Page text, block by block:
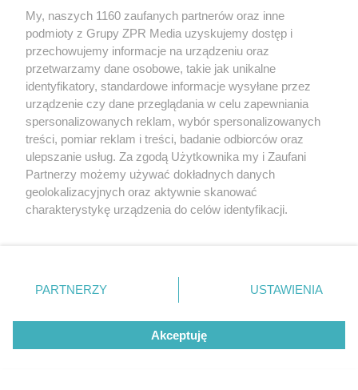
Wykazuje działanie antyoksydacyjne
Działanie antyoksydacyjne Rhodiola rosea jest w
stanie ochronić organizm przed stresem
oksydacyjnym wywołanym przez nadmiar wolnych
rodników, które uszkadzają komórki i prowadzą do
przedwczesnego ich obumierania.
sile, może chronić nawet przed chorobami
neurodegeneracyjnymi będącymi następstwem
stresu wywołanego przez nadmiar reaktywnych
form tlenu.
My, naszych 1160 zaufanych partnerów oraz inne
podmioty z Grupy ZPR Media uzyskujemy dostęp i
przechowujemy informacje na urządzeniu oraz
przetwarzamy dane osobowe, takie jak unikalne
identyfikatory, standardowe informacje wysyłane przez
urządzenie czy dane przeglądania w celu zapewniania
spersonalizowanych reklam, wybór spersonalizowanych
treści, pomiar reklam i treści, badanie odbiorców oraz
ulepszanie usług. Za zgodą Użytkownika my i Zaufani
Partnerzy możemy używać dokładnych danych
geolokalizacyjnych oraz aktywnie skanować
charakterystykę urządzenia do celów identyfikacji.
zmienić/wycofać klikając przycisk ustawień prywatności
znajdujący się w lewym dolnym rogu strony
rodzaje przetwarzania danych nie wymagają zgody
użytkownika, ale masz prawo sprzeciwić się takiemu
przetwarzaniu. Preferencje będą miały zastosowanie tylko
PARTNERZY USTAWIENIA
Akceptuję